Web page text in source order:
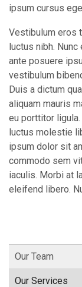
ipsum cursus
Vestibulum eros
luctus nibh.
ante posuere
vestibulum
Duis a dictum
aliquam mauris
eu porttitor
luctus molestie
ipsum dolor sit
commodo sem
iaculis. Morbi at
eleifend libero.
Our Team
Our Services